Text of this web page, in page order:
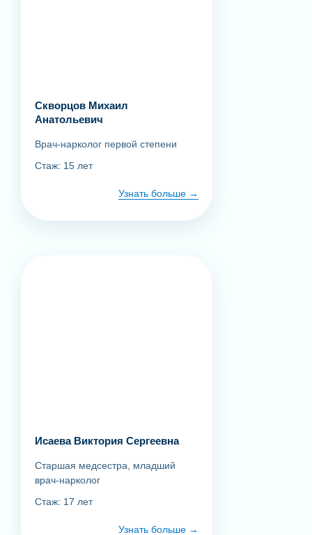
Скворцов Михаил
Анатольевич
Врач-нарколог первой степени
Стаж: 15 лет
Узнать больше
Исаева Виктория Сергеевна
Старшая медсестра, младший
врач-нарколог
Стаж: 17 лет
Узнать больше